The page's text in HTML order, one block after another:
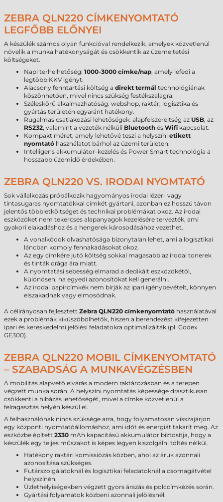
ZEBRA QLN220 CÍMKENYOMTATÓ
LEGFŐBB ELŐNYEI
A készülék számos olyan funkcióval rendelkezik, amelyek közvetlenül
növelik a munka hatékonyságát és csökkentik az üzemeltetési
költségeket.
Napi terhelhetőség: 1000-3000 címke/nap, amely lefedi a
legtöbb KKV igényt.
Alacsony fenntartási költség a direkt termál technológiának
köszönhetően, mivel nincs szükség festékszalagra.
Széleskörű alkalmazhatóság: webshop, raktár, logisztika és
gyártás területén egyaránt hatékony.
Rugalmas csatlakozási lehetőségek: alapfelszereltség az USB, az
RS232, valamint a vezeték nélküli Bluetooth és Wifi kapcsolat.
Kompakt méret, amely lehetővé teszi a helyszíni etikett
nyomtató használatot bárhol az üzemi területen.
Intelligens akkumulátor-kezelés és Power Smart technológia a
hosszabb üzemidő érdekében.
ZEBRA QLN220 VS. IRODAI NYOMTATÓ
Sok vállalkozás próbálkozik hagyományos irodai lézer- vagy
tintasugaras nyomtatókkal címkét gyártani, azonban ez hosszú távon
jelentős többletköltséget és technikai problémákat okoz. Az irodai
eszközöket nem tekercses alapanyagok kezelésére tervezték, ami
gyakori elakadáshoz és a hengerek károsodásához vezethet.
A vonalkódok olvashatósága bizonytalan lehet, ami a logisztikai
láncban komoly fennakadásokat okoz.
Az egy címkére jutó költség sokkal magasabb az irodai tonerek
és tinták drága ára miatt.
A nyomtatási sebesség elmarad a dedikált eszközökétől,
különösen, ha egyedi azonosítókat kell generálni.
Az irodai papírcímkék nem bírják az ipari igénybevételt, könnyen
elszakadnak vagy elmosódnak.
A célirányosan fejlesztett Zebra QLN220 címkenyomtató használatával
ezek a problémák kiküszöbölhetők, hiszen a berendezést kifejezetten
ipari és kereskedelmi jelölési feladatokra optimalizálták (pl. Godex
GE300).
ZEBRA QLN220 MOBIL CÍMKENYOMTATÓ
– SZABADSÁG A MUNKAVÉGZÉSBEN
A mobilitás alapvető elvárás a modern raktározásban és a terepen
végzett munka során. A helyszíni nyomtatás képessége drasztikusan
csökkenti a hibázás lehetőségét, mivel a címke közvetlenül a
felragasztás helyén készül el.
A felhasználónak nincs szüksége arra, hogy folyamatosan visszajárjon
egy központi nyomtatóállomáshoz, ami időt és energiát takarít meg. Az
eszközbe épített 2330 mAh kapacitású akkumulátor biztosítja, hogy a
készülék egy teljes műszakot is képes legyen kiszolgálni töltés nélkül.
Hatékony raktári komissiózás közben, ahol az áruk azonnali
azonosítása szükséges.
Futárszolgálatoknál és logisztikai feladatoknál a csomagátvétel
helyszínén.
Üzlethelyiségekben végzett gyors árazás és polccímkézés során.
Gyártási folyamatok közbeni azonnali jelölésnél.